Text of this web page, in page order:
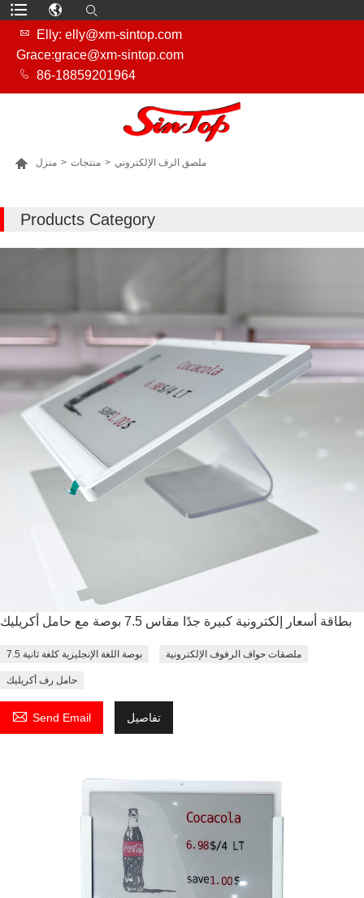

Elly: elly@xm-sintop.com
Grace:grace@xm-sintop.com
 86-18859201964
 منزل > منتجات > ملصق الرف الإلكتروني
Products Category
بطاقة أسعار إلكترونية كبيرة جدًا مقاس 7.5 بوصة مع حامل أكريليك
7.5 بوصة اللغة الإنجليزية كلغة ثانية ملصقات حواف الرفوف الإلكترونية
حامل رف أكريليك
 Send Email تفاصيل